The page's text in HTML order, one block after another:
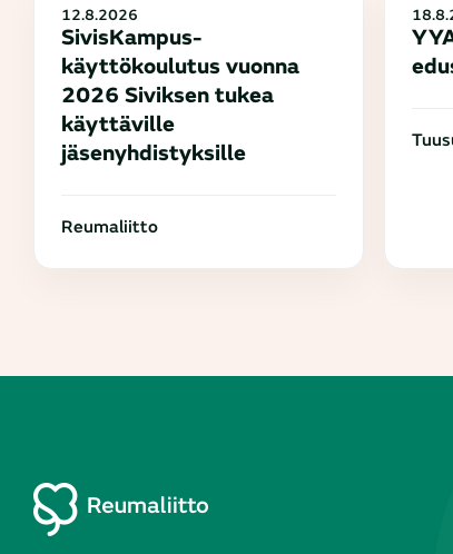
12.8.2026
SivisKampus-
käyttökoulutus vuonna
2026 Siviksen tukea
käyttäville
jäsenyhdistyksille
Reumaliitto